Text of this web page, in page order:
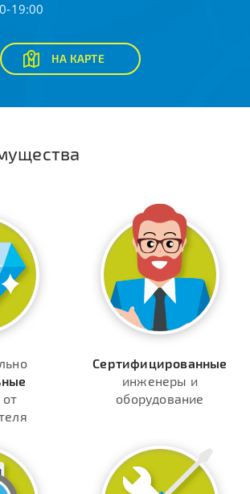
19:00
НА КАРТЕ
от
Сертифицированные
инженеры и
оборудование